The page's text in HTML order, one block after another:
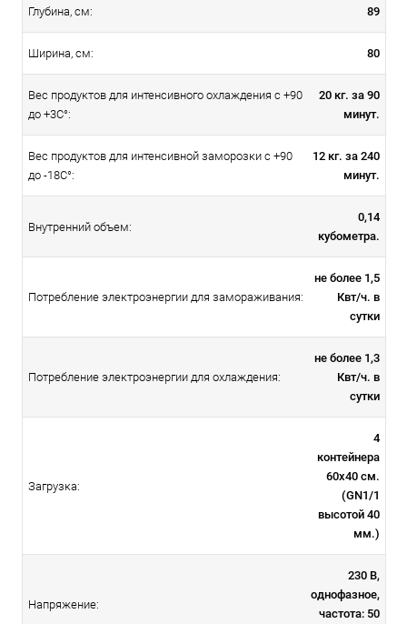
Глубина, см: 89
Ширина, см: 80
Вес продуктов для интенсивного охлаждения с +90
до +3С°:
20 кг. за 90
минут.
Вес продуктов для интенсивной заморозки с +90
до -18С°:
12 кг. за 240
минут.
Внутренний объем:
0,14
кубометра.
Потребление электроэнергии для замораживания:
не более 1,5
Квт/ч. в
сутки
Потребление электроэнергии для охлаждения:
не более 1,3
Квт/ч. в
сутки
Загрузка:
4
контейнера
60х40 см.
(GN1/1
высотой 40
мм.)
Напряжение:
230 В,
однофазное,
частота: 50